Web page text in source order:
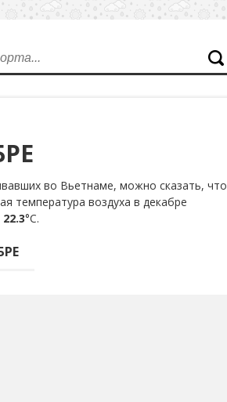
во Вьетнаме, можно сказать, что
температура воздуха в декабре
22.3°С.